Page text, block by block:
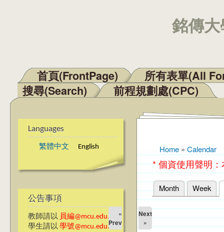
銘傳
Main menu
首頁(FrontPage)
所有表單(All
搜尋(Search)
前程規劃處(CPC)
Languages
繁體中文 English
公告事項
教師請以 員編@mcu.edu.tw
學生請以 學號@mcu.edu.tw
You are here
Home » Calendar
* 個資使用聲明
Primary tabs
Month Week
«
Prev
Next
»